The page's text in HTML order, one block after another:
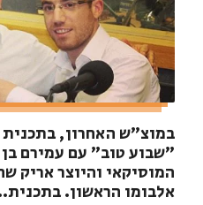
במוצ"ש האחרון,
"שבוע טוב" עם עמירם
המוסיקאי והיוצר אריק
אלבומו הראשון.